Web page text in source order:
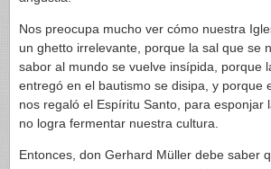
Nos preocupa mucho ver cómo nuestra
un ghetto irrelevante, porque la sal que se
sabor al mundo se vuelve insípida, porque
entregó en el bautismo se disipa, y porque
nos regaló el Espíritu Santo, para esponjar
no logra fermentar nuestra cultura.
Entonces, don Gerhard Müller debe saber